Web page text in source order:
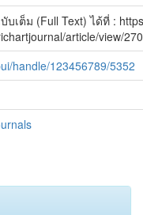
เต็ม (Full Text) ได้ที่ :
article/view/
handle/123456789/5352